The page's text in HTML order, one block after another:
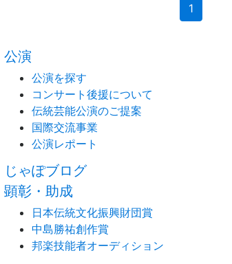
1(current)
公演
公演を探す
コンサート後援について
伝統芸能公演のご提案
国際交流事業
公演レポート
じゃぽブログ
顕彰・助成
日本伝統文化振興財団賞
中島勝祐創作賞
邦楽技能者オーディション